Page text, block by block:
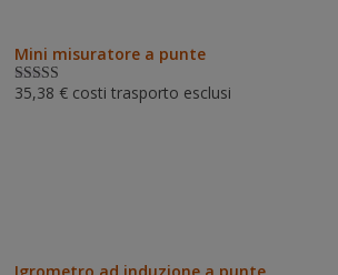
Mini misuratore a punte
Valutat
35,38 € costi trasporto esclusi